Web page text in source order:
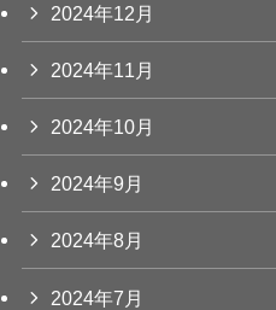
2024年12月
2024年11月
2024年10月
2024年9月
2024年8月
2024年7月